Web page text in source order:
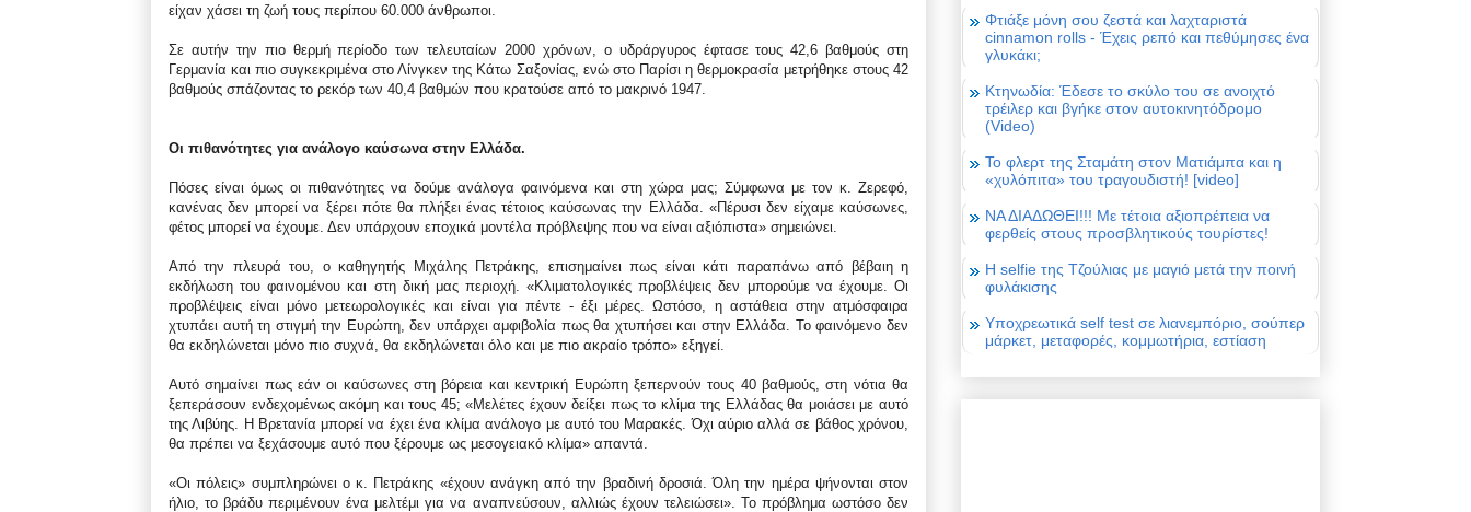
είχαν χάσει τη ζωή τους περίπου 60.000 άνθρωποι.
Σε αυτήν την πιο θερμή περίοδο των τελευταίων 2000 χρόνων, ο υδράργυρος έφτασε τους 42,6 βαθμούς στη
Γερμανία και πιο συγκεκριμένα στο Λίνγκεν της Κάτω Σαξονίας, ενώ στο Παρίσι η θερμοκρασία μετρήθηκε στους 42
βαθμούς σπάζοντας το ρεκόρ των 40,4 βαθμών που κρατούσε από το μακρινό 1947.
Οι πιθανότητες για ανάλογο καύσωνα στην Ελλάδα.
Πόσες είναι όμως οι πιθανότητες να δούμε ανάλογα φαινόμενα και στη χώρα μας; Σύμφωνα με τον κ. Ζερεφό,
κανένας δεν μπορεί να ξέρει πότε θα πλήξει ένας τέτοιος καύσωνας την Ελλάδα. «Πέρυσι δεν είχαμε καύσωνες,
φέτος μπορεί να έχουμε. Δεν υπάρχουν εποχικά μοντέλα πρόβλεψης που να είναι αξιόπιστα» σημειώνει.
Από την πλευρά του, ο καθηγητής Μιχάλης Πετράκης, επισημαίνει πως είναι κάτι παραπάνω από βέβαιη η
εκδήλωση του φαινομένου και στη δική μας περιοχή. «Κλιματολογικές προβλέψεις δεν μπορούμε να έχουμε. Οι
προβλέψεις είναι μόνο μετεωρολογικές και είναι για πέντε - έξι μέρες. Ωστόσο, η αστάθεια στην ατμόσφαιρα
χτυπάει αυτή τη στιγμή την Ευρώπη, δεν υπάρχει αμφιβολία πως θα χτυπήσει και στην Ελλάδα. Το φαινόμενο δεν
θα εκδηλώνεται μόνο πιο συχνά, θα εκδηλώνεται όλο και με πιο ακραίο τρόπο» εξηγεί.
Αυτό σημαίνει πως εάν οι καύσωνες στη βόρεια και κεντρική Ευρώπη ξεπερνούν τους 40 βαθμούς, στη νότια θα
ξεπεράσουν ενδεχομένως ακόμη και τους 45; «Μελέτες έχουν δείξει πως το κλίμα της Ελλάδας θα μοιάσει με αυτό
της Λιβύης. Η Βρετανία μπορεί να έχει ένα κλίμα ανάλογο με αυτό του Μαρακές. Όχι αύριο αλλά σε βάθος χρόνου,
θα πρέπει να ξεχάσουμε αυτό που ξέρουμε ως μεσογειακό κλίμα» απαντά.
«Οι πόλεις» συμπληρώνει ο κ. Πετράκης «έχουν ανάγκη από την βραδινή δροσιά. Όλη την ημέρα ψήνονται στον
ήλιο, το βράδυ περιμένουν ένα μελτέμι για να αναπνεύσουν, αλλιώς έχουν τελειώσει». Το πρόβλημα ωστόσο δεν
Φτιάξε μόνη σου ζεστά και λαχταριστά
cinnamon rolls - Έχεις ρεπό και πεθύμησες ένα
γλυκάκι;
Κτηνωδία: Έδεσε το σκύλο του σε ανοιχτό
τρέιλερ και βγήκε στον αυτοκινητόδρομο
(Video)
Το φλερτ της Σταμάτη στον Ματιάμπα και η
«χυλόπιτα» του τραγουδιστή! [video]
ΝΑ ΔΙΑΔΩΘΕΙ!!! Με τέτοια αξιοπρέπεια να
φερθείς στους προσβλητικούς τουρίστες!
Η selfie της Τζούλιας με μαγιό μετά την ποινή
φυλάκισης
Υποχρεωτικά self test σε λιανεμπόριο, σούπερ
μάρκετ, μεταφορές, κομμωτήρια, εστίαση